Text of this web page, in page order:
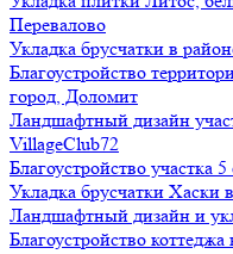
Перевалово
Укладка брусчатки в
Благоустройство
город, Доломит
Ландшафтный дизайн
VillageClub72
Благоустройство участка
Укладка брусчатки Хаски
Ландшафтный дизайн и
Благоустройство